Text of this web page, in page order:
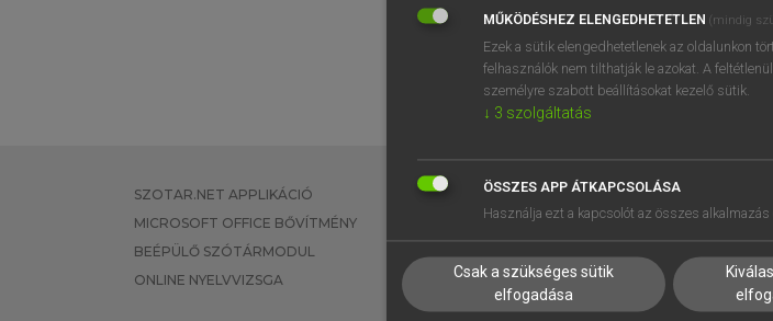
SZOTAR.NET APPLIKÁCIÓ
MICROSOFT OFFICE BŐVÍTMÉNY
BEÉPÜLŐ SZÓTÁRMODUL
ONLINE NYELVVIZSGA
EGYÉNI FELHASZNÁLÓKNAK
TANULÓKNAK
VÁLLALATI MEGOLDÁSOK
SÚGÓ
RÓLUNK
SÜTI BEÁLLÍTÁSOK
MŰKÖDÉSHEZ ELENGEDHETETLEN (mindig
Ezek a sütik elengedhetetlenek az oldalunkon
felhasználók nem tilthatják le azokat. A
személyre szabott beállításokat kezelő sütik.
↓ 3 szolgáltatás
ÖSSZES APP ÁTKAPCSOLÁSA
Használja ezt a kapcsolót az összes
Csak a szükséges sütik
elfogadása